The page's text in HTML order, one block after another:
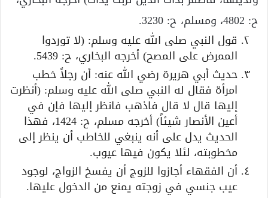
ح: 4802، ومسلم، ح: 3230.
قول النبي صلى الله عليه وسلم: (لا توردوا
الممرض على المصح) أخرجه البخاري، ح: 5439.
حديث أبي هريرة رضي الله عنه: أن رجلاً خطب
امرأة فقال له النبي صلى الله عليه وسلم: (أنظرت
إليها قال لا قال فاذهب فانظر إليها فإن في
أعين الأنصار شيئاً) أخرجه مسلم، ح: 1424، فهذا
الحديث يدل على أنه ينبغي للخاطب أن ينظر إلى
مخطوبته، لئلا يكون فيها عيوب.
أن الفقهاء أجازوا للزوج أن يفسخ الزواج، لوجود
عيب جنسي في زوجته يمنع من الدخول عليها.